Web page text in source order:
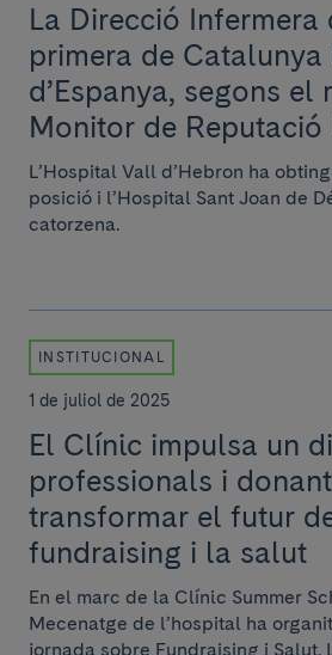
La Direcció
primera de Catalunya
d’Espanya, segons el
Monitor de Reputació
L’Hospital Vall d’Hebron ha
posició i l’Hospital Sant Joan de
catorzena.
INSTITUCIONAL
1 de juliol de 2025
El Clínic impulsa un
professionals i
transformar el futur
fundraising i la salut
En el marc de la Clínic Summer
Mecenatge de l’hospital ha
jornada sobre Fundraising i Salut.